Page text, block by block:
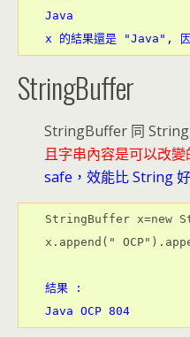
Java
x 的結果還是 "Java", 因
StringBuffer
StringBuffer 同 String
且字串內容是可以改變
safe，效能比 String
StringBuffer x=new
結果 :
Java OCP 804